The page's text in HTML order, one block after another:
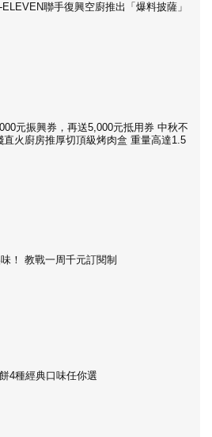
聯手復興空廚推出「爆料披薩」
元振興券，再送5,000元抵用券 中秋不
火廚房推厚切頂級烤肉盒 重量高達1.5
！ 教戰一周千元訂閱制
4種經典口味任你選